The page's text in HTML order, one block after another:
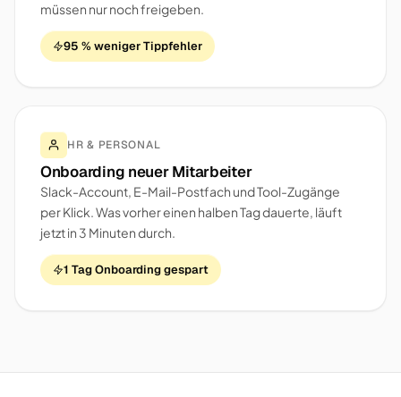
müssen nur noch freigeben.
95 % weniger Tippfehler
HR & PERSONAL
Onboarding neuer Mitarbeiter
Slack-Account, E-Mail-Postfach und Tool-Zugänge
per Klick. Was vorher einen halben Tag dauerte, läuft
jetzt in 3 Minuten durch.
1 Tag Onboarding gespart